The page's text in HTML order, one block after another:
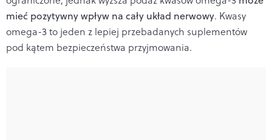
mieć pozytywny wpływ na cały układ nerwowy. Kwasy
omega-3 to jeden z lepiej przebadanych suplementów
pod kątem bezpieczeństwa przyjmowania.